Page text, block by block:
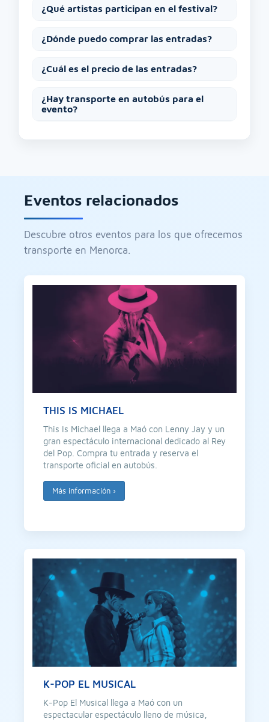
¿Qué artistas participan en el festival?
¿Dónde puedo comprar las entradas?
¿Cuál es el precio de las entradas?
¿Hay transporte en autobús para el
evento?
Eventos relacionados
Descubre otros eventos para los que ofrecemos
transporte en Menorca.
THIS IS MICHAEL
This Is Michael llega a Maó con Lenny Jay y un
gran espectáculo internacional dedicado al Rey
del Pop. Compra tu entrada y reserva el
transporte oficial en autobús.
Más información ›
K-POP EL MUSICAL
K-Pop El Musical llega a Maó con un
espectacular espectáculo lleno de música,